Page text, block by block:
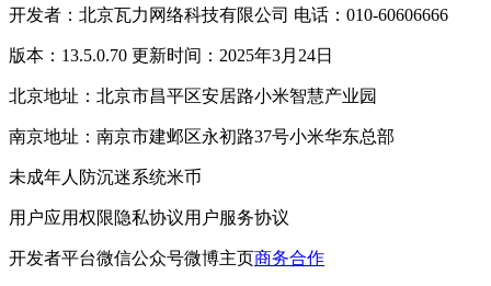
开发者：北京瓦力网络科技有限公司 电话：010-60606666
版本：13.5.0.70 更新时间：2025年3月24日
北京地址：北京市昌平区安居路小米智慧产业园
南京地址：南京市建邺区永初路37号小米华东总部
未成年人防沉迷系统米币
用户应用权限隐私协议用户服务协议
开发者平台微信公众号微博主页商务合作